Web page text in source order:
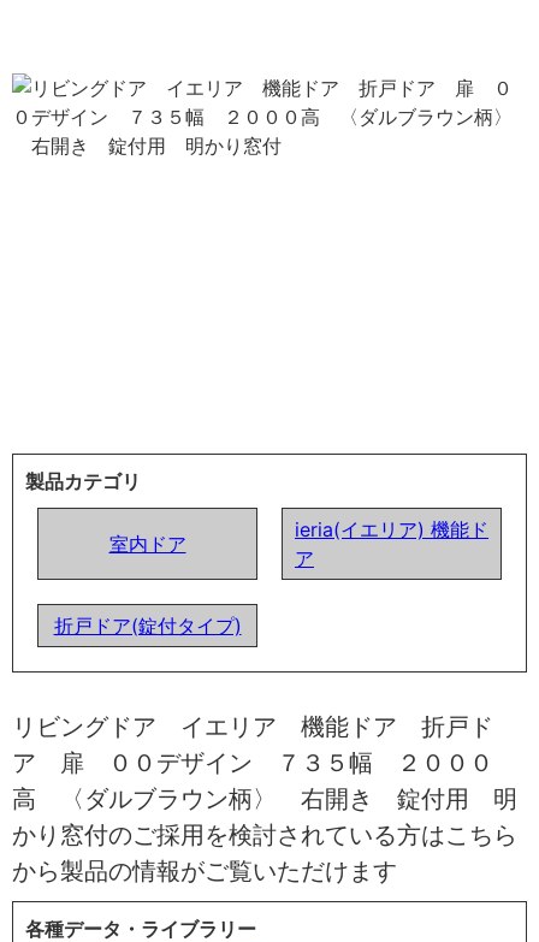
製品カテゴリ
室内ドア
ieria(イエリア) 機能ド
ア
折戸ドア(錠付タイプ)
リビングドア イエリア 機能ドア 折戸ド
ア 扉 ００デザイン ７３５幅 ２０００
高 〈ダルブラウン柄〉 右開き 錠付用 明
かり窓付のご採用を検討されている方はこちら
から製品の情報がご覧いただけます
各種データ・ライブラリー